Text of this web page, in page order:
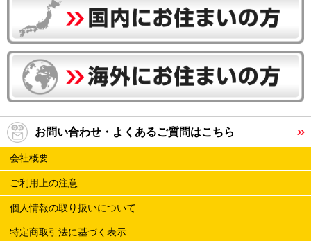
お問い合わせ・よくあるご質問はこちら
会社概要
ご利用上の注意
個人情報の取り扱いについて
特定商取引法に基づく表示